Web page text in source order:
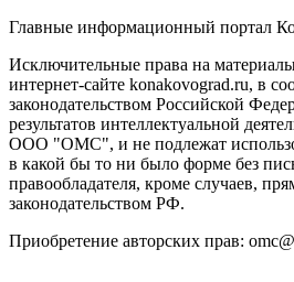
Главные информационный портал
Исключительные права на
интернет-сайте konakovograd.ru, в
законодательством Российской
результатов интеллектуальной
ООО "ОМС", и не подлежат
в какой бы то ни было форме без
правообладателя, кроме случаев,
законодательством РФ.
Приобретение авторских прав: